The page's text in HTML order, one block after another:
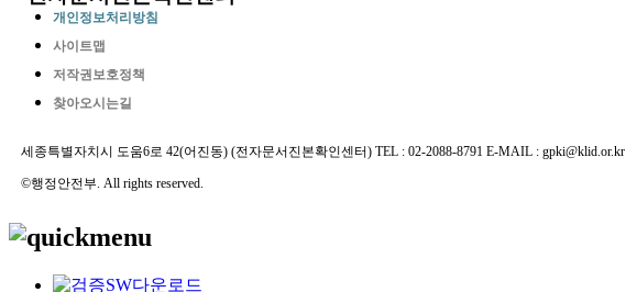
개인정보처리방침
사이트맵
저작권보호정책
찾아오시는길
세종특별자치시 도움6로 42(어진동) (전자문서진본확인센터) TEL : 02-2088-8791 E-MAIL : gpki@klid.or.kr
©행정안전부. All rights reserved.